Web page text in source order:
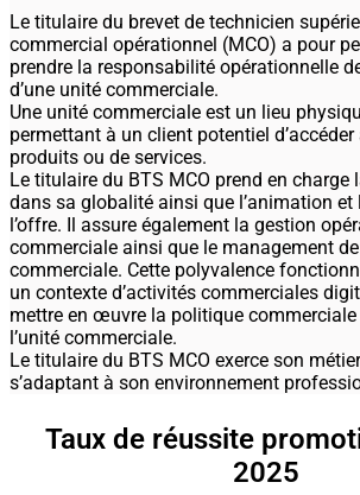
Le titulaire du brevet de technicien
commercial opérationnel (MCO) a pour
prendre la responsabilité opérationnelle
d’une unité commerciale.
Une unité commerciale est un lieu
permettant à un client potentiel
produits ou de services.
Le titulaire du BTS MCO prend en charge
dans sa globalité ainsi que l’animation
l’offre. Il assure également la gestion
commerciale ainsi que le management
commerciale. Cette polyvalence
un contexte d’activités commerciales
mettre en œuvre la politique
l’unité commerciale.
Le titulaire du BTS MCO exerce son
s’adaptant à son environnement
Taux de réussite
2025